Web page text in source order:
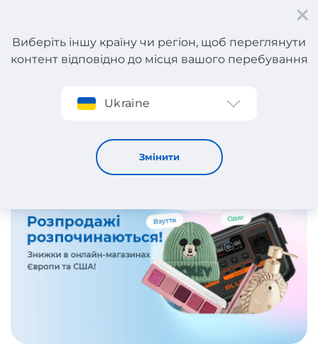
Реєстрація
Виберіть іншу країну чи регіон, щоб переглянути
контент відповідно до місця вашого перебування
Ukraine
Змінити
Актуальні розпродажі в інтернет-магазинах Європи та
США!